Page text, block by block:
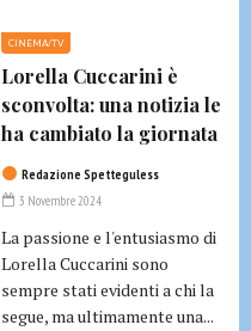
CINEMA/TV
Lorella Cuccarini è
sconvolta: una notizia le
ha cambiato la giornata
Redazione Spetteguless
3 Novembre 2024
La passione e l'entusiasmo di
Lorella Cuccarini sono
sempre stati evidenti a chi la
segue, ma ultimamente una...